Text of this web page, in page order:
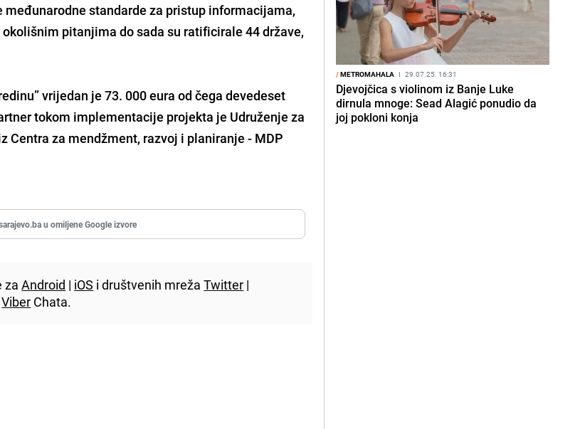
standarde za pristup informacijama,
pitanjima do sada su ratificirale 44 države,
vrijedan je 73. 000 eura od čega devedeset
tokom implementacije projekta je Udruženje za
Centra za mendžment, razvoj i planiranje - MDP
u omiljene Google izvore
zaAndroid | iOS i društvenih mrežaTwitter |
Viber Chata.
/METROMAHALA I 29.07.25. 16:31
Djevojčica s violinom iz Banje Luke
dirnula mnoge: Sead Alagić ponudio da
joj pokloni konja